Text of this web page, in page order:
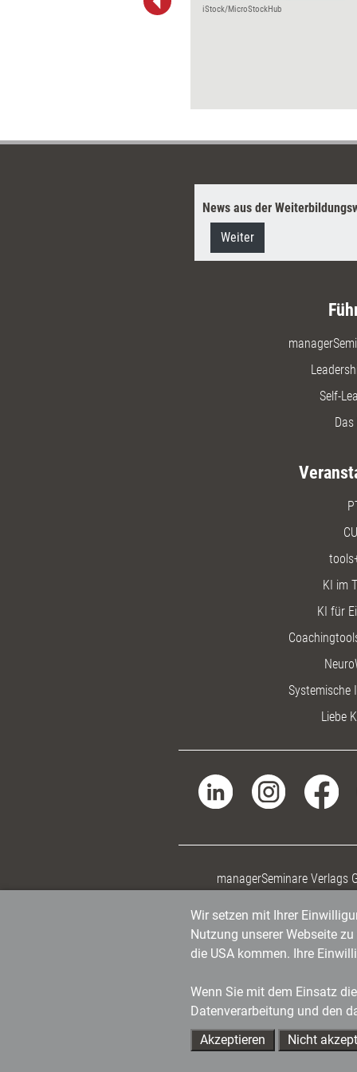
iStock/MicroStockHub
News aus der
Weiter
Self-
KI im
KI für
Systemische
Liebe
managerSeminare Verlags
Wir setzen mit Ihrer
Nutzung unserer Webseite
die USA kommen. Ihre
Wenn Sie mit dem Einsatz
Datenverarbeitung und den
Akzeptieren
Nicht